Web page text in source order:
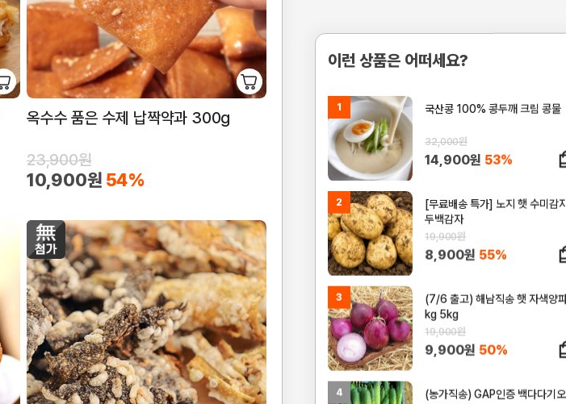
이런 상품은 어떠세요?
1 국산콩 100% 콩두깨 크림 콩물
32,000원
14,900원 53%
2
[무료배송 특가] 노지 햇 수미감
두백감자
19,900원
8,900원 55%
3
(7/6 출고) 해남직송 햇 자색양
kg 5kg
19,900원
9,900원 50%
4
(농가직송) GAP인증 백다다기
옥수수 품은 수제 납짝약과 300g
23,900원
10,900원 54%